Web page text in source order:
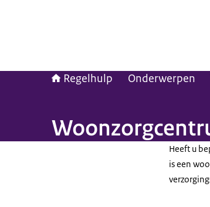
Regelhulp Onderwerpen
Heeft u
is een